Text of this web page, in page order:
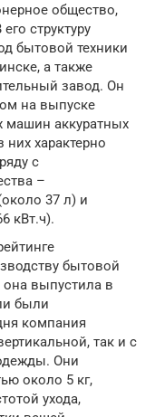
общество,
структуру
бытовой техники
а также
завод. Он
на выпуске
машин аккуратных
характерно
с
–
37 л) и
кВт.ч).
бытовой
она выпустила в
были
компания
так и с
Они
около 5 кг,
ухода,